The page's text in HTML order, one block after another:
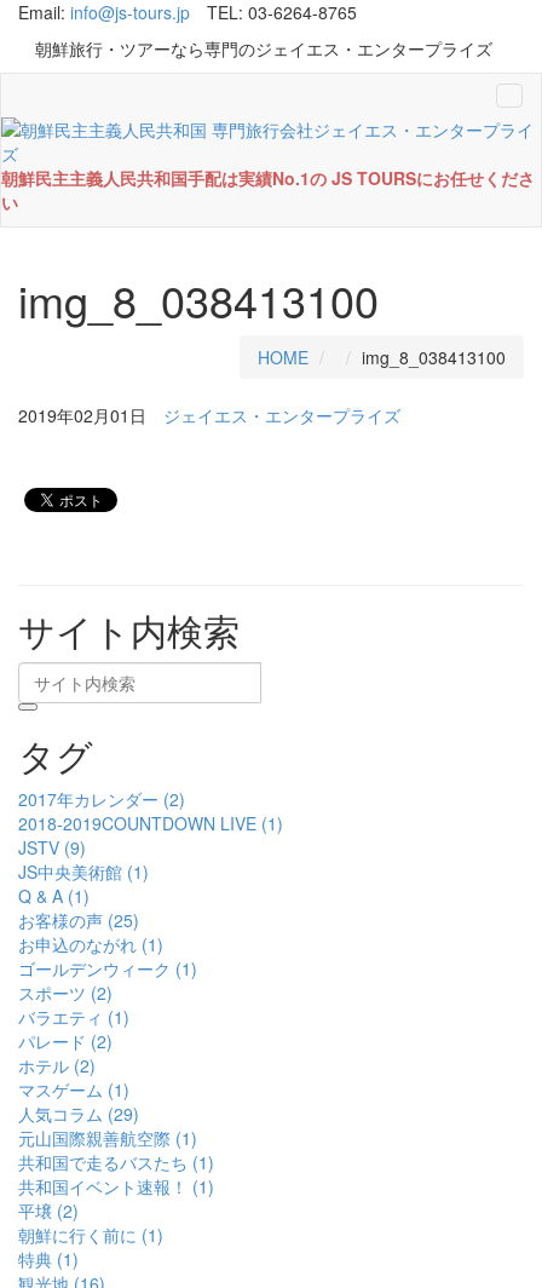
Email: info@js-tours.jp
TEL: 03-6264-8765
朝鮮旅行・ツアーなら専門のジェイエス・エンタープライズ
朝鮮民主主義人民共和国手配は実績No.1の JS TOURSにお任せくださ
い
img_8_038413100
HOME img_8_038413100
2019年02月01日 ジェイエス・エンタープライズ
サイト内検索
タグ
2017年カレンダー (2)
2018-2019COUNTDOWN LIVE (1)
JSTV (9)
JS中央美術館 (1)
Q & A (1)
お客様の声 (25)
お申込のながれ (1)
ゴールデンウィーク (1)
スポーツ (2)
バラエティ (1)
パレード (2)
ホテル (2)
マスゲーム (1)
人気コラム (29)
元山国際親善航空際 (1)
共和国で走るバスたち (1)
共和国イベント速報！ (1)
平壌 (2)
朝鮮に行く前に (1)
特典 (1)
観光地 (16)